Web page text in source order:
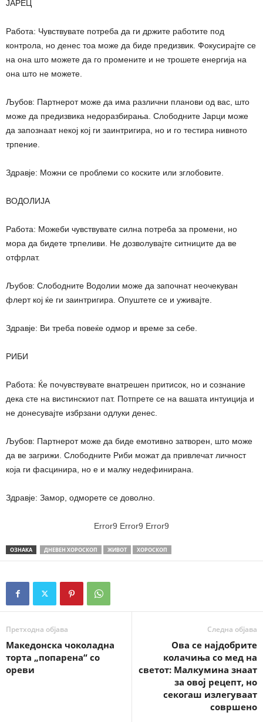
ЈАРЕЦ
Работа: Чувствувате потреба да ги држите работите под
контрола, но денес тоа може да биде предизвик. Фокусирајте се
на она што можете да го промените и не трошете енергија на
она што не можете.
Љубов: Партнерот може да има различни планови од вас, што
може да предизвика недоразбирања. Слободните Јарци може
да запознаат некој кој ги заинтригира, но и го тестира нивното
трпение.
Здравје: Можни се проблеми со коските или зглобовите.
ВОДОЛИЈА
Работа: Можеби чувствувате силна потреба за промени, но
мора да бидете трпеливи. Не дозволувајте ситниците да ве
отфрлат.
Љубов: Слободните Водолии може да започнат неочекуван
флерт кој ќе ги заинтригира. Опуштете се и уживајте.
Здравје: Ви треба повеќе одмор и време за себе.
РИБИ
Работа: Ќе почувствувате внатрешен притисок, но и сознание
дека сте на вистинскиот пат. Потпрете се на вашата интуиција и
не донесувајте избрзани одлуки денес.
Љубов: Партнерот може да биде емотивно затворен, што може
да ве загрижи. Слободните Риби можат да привлечат личност
која ги фасцинира, но е и малку недефинирана.
Здравје: Замор, одморете се доволно.
Error9 Error9 Error9
ОЗНАКА ДНЕВЕН ХОРОСКОП ЖИВОТ ХОРОСКОП
Претходна објава
Македонска чоколадна
торта „попарена“ со
ореви
Следна објава
Ова се најдобрите
колачиња со мед на
светот: Малкумина знаат
за овој рецепт, но
секогаш излегуваат
совршено